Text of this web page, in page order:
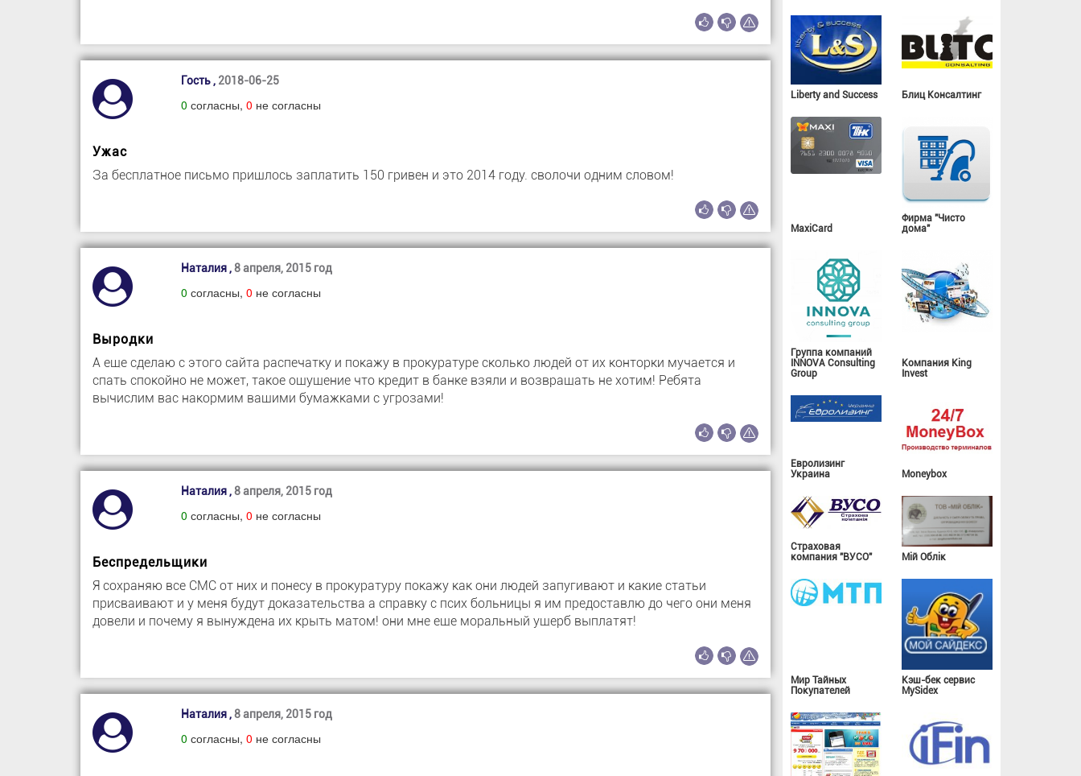
Гость , 2018-06-25
0 согласны, 0 не согласны
Ужас
За бесплатное письмо пришлось заплатить 150 гривен и это 2014 году. сволочи одним словом!
Наталия ,8 апреля, 2015 год
0 согласны, 0 не согласны
Выродки
А еще сделаю с этого сайта распечатку и покажу в прокуратуре сколько людей от их конторки мучается и
спать спокойно не может, такое ощущение что кредит в банке взяли и возвращать не хотим! Ребята
вычислим вас накормим вашими бумажками с угрозами!
Наталия ,8 апреля, 2015 год
0 согласны, 0 не согласны
Беспредельщики
Я сохраняю все СМС от них и понесу в прокуратуру покажу как они людей запугивают и какие статьи
присваивают и у меня будут доказательства а справку с псих больницы я им предоставлю до чего они меня
довели и почему я вынуждена их крыть матом! они мне еще моральный ущерб выплатят!
Наталия ,8 апреля, 2015 год
0 согласны, 0 не согласны
Liberty and Success Блиц Консалтинг
MaxiCard
Фирма "Чисто
дома"
Группа компаний
INNOVA Consulting
Group
Компания King
Invest
Евролизинг
Украина
Moneybox
Страховая
компания "ВУСО"
Мій Облік
Мир Тайных
Покупателей
Кэш-бек сервис
MySidex